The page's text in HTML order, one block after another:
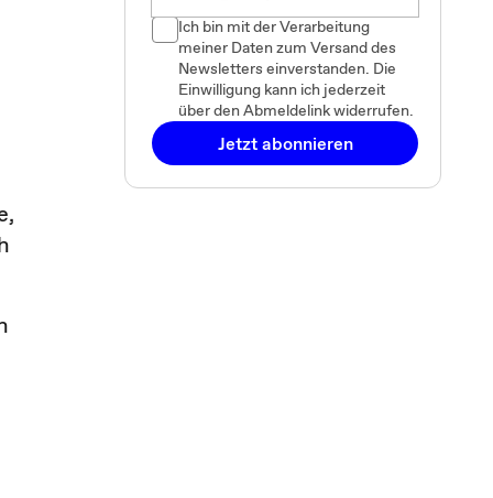
Ich bin mit der Verarbeitung
meiner Daten zum Versand des
Newsletters einverstanden. Die
Einwilligung kann ich jederzeit
über den Abmeldelink widerrufen.
Jetzt abonnieren